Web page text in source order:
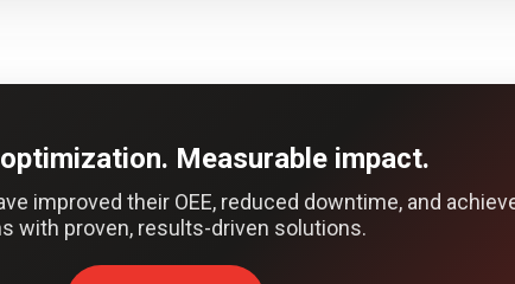
Measurable impact.
improved their OEE, reduced downtime, and
with proven, results-driven solutions.